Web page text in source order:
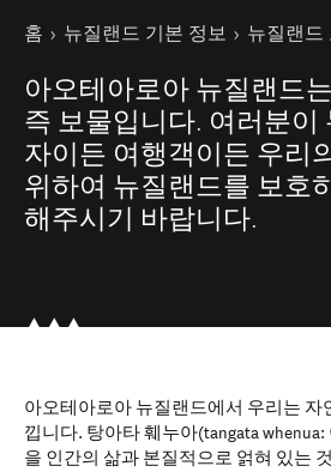
현재 페이지
홈 뉴질랜드 기본 정보 뉴질랜드
아오테아로아 뉴질랜드
즉 보물입니다. 여러분이
자이든 여행객이든 우리
위하여 뉴질랜드를 보호
해주시기 바랍니다.
아오테아로아 뉴질랜드에서 우리는 자
낍니다. 탕아타훼누아(tangata
을 인간의 삶과 본질적으로 얽혀 있는